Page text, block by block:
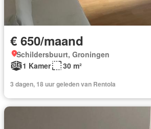
€ 650/maand
Schildersbuurt, Groningen
1 Kamer
30 m²
3 dagen, 18 uur geleden van Rentola